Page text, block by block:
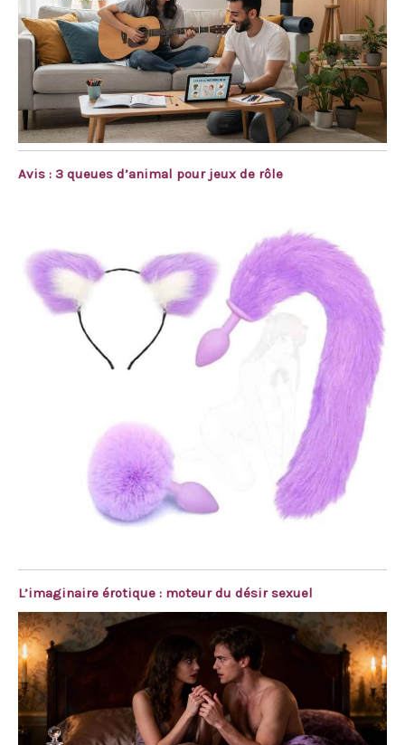
Avis : 3 queues d’animal pour jeux de rôle
L’imaginaire érotique : moteur du désir sexuel